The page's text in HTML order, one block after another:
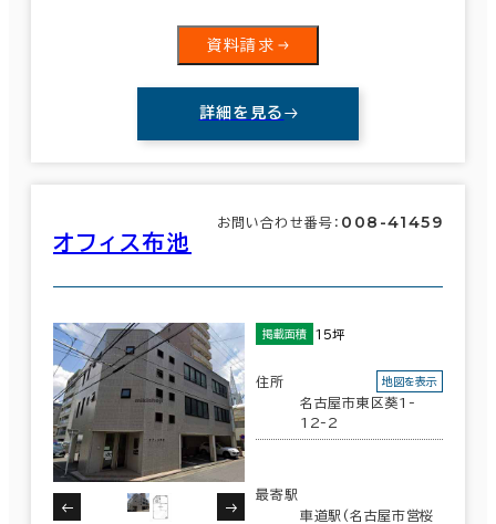
資料請求
詳細を見る
オフィス布池
お問い合わせ番号： 008-41459
掲載面積 15坪
住所
名古屋市東区葵1-
12-2
地図を表示
最寄駅
車道駅(名古屋市営桜